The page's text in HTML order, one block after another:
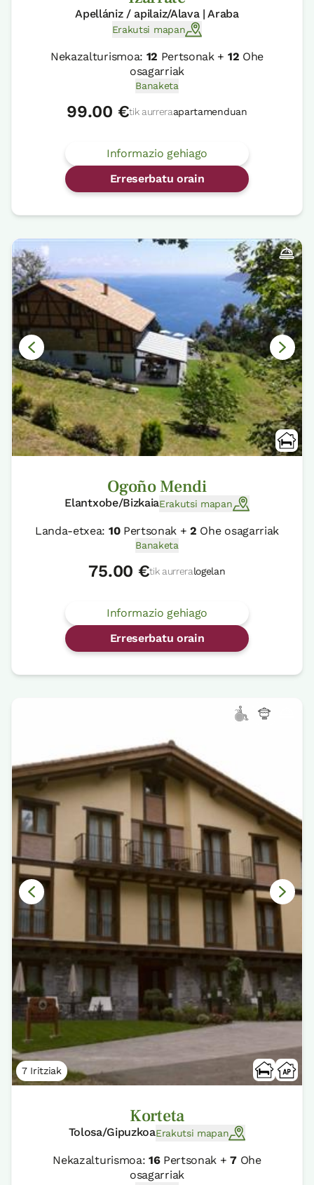
Apellániz / apilaiz/Alava | Araba
Erakutsi mapan
Nekazalturismoa: 12 Pertsonak + 12 Ohe
osagarriak
Banaketa
99.00 €tik aurreraapartamenduan
Informazio gehiago
Erreserbatu orain
Ogoño Mendi
Elantxobe/BizkaiaErakutsi mapan
Landa-etxea: 10Pertsonak +2 Ohe osagarriak
Banaketa
75.00 €tik aurreralogelan
Informazio gehiago
Erreserbatu orain
7 Iritziak
Korteta
Tolosa/GipuzkoaErakutsi mapan
Nekazalturismoa: 16Pertsonak +7Ohe
osagarriak